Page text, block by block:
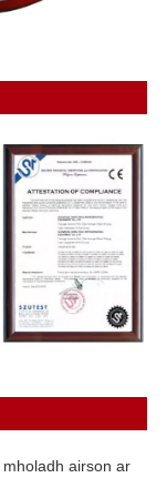
airson ar